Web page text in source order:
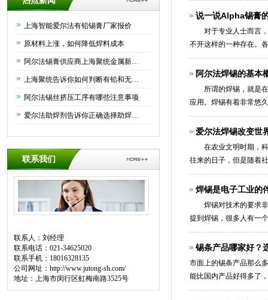
上海智能爱尔法有铅锡膏厂家报价
原材料上涨，如何降低焊料成本
阿尔法锡膏供应商上海聚统金属新材料有限公司为大家介绍下如何正确保存锡膏
上海聚统告诉你如何判断有铅和无铅锡条
阿尔法锡丝挤压工序有哪些注意事项
爱尔法助焊剂告诉你正确选择助焊剂的方法
联系我们
联系人：刘经理
联系电话：021-34625020
联系手机：18016328135
公司网址： http://www.jutong-sh.com/
地址：上海市闵行区虹梅南路3525号
说一说Alpha锡膏
对于专业人士而言
不开这样的一种存在。
阿尔法焊锡的基本
所谓的焊锡，就是在
应用。焊锡有着非常悠
方面，但是现在更多的
爱尔法焊锡改变世
在农业文明时期，科
往来的日子，但是随着
这个世界的面貌，你越
焊锡是电子工业的
焊锡对技术的要求非
提到焊锡，很多人有一
另外，一个优秀的焊接
锡条产品哪家好？
市面上的锡条产品那么
能比国内产品好得多了
事情。如果相应的品牌